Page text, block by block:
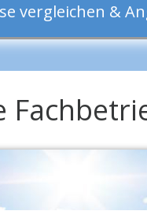
vergleichen &